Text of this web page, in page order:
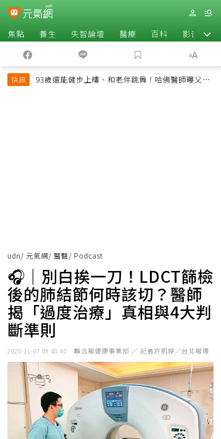
焦點 養生 失智論壇 醫療 百科 影音
快訊
93歲還能健步上樓、和老伴跳舞！哈佛醫師曝父親
udn/ 元氣網/ 醫聲/ Podcast
🎧｜別白挨一刀！LDCT篩檢
後的肺結節何時該切？醫師
揭「過度治療」真相與4大判
斷準則
2025-11-07 09:48:40 聯合報健康事業部 ／ 記者許凱婷／台北報導